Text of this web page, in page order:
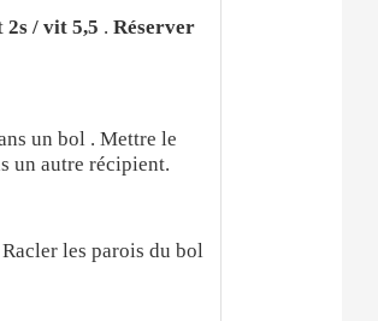
2s / vit 5,5 .Réserver
un bol . Mettre le
un autre récipient.
Racler les parois du bol